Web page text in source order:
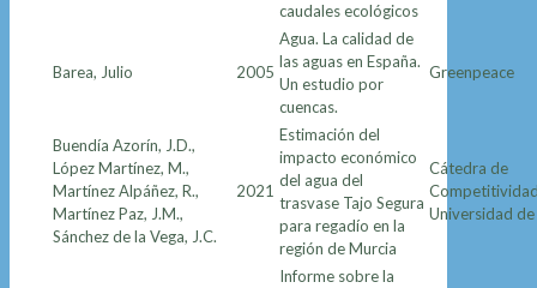
caudales ecológicos
Barea, Julio 2005
Agua. La calidad de
las aguas en España.
Un estudio por
cuencas.
Greenpeace
Buendía Azorín, J.D.,
López Martínez, M.,
Martínez Alpáñez, R.,
Martínez Paz, J.M.,
Sánchez de la Vega, J.C.
2021
Estimación del
impacto económico
del agua del
trasvase Tajo Segura
para regadío en la
región de Murcia
Cátedra de
Universidad
Informe sobre la